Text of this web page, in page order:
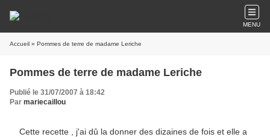
MENU
Accueil » Pommes de terre de madame Leriche
Pommes de terre de madame Leriche
Publié le 31/07/2007 à 18:42
Par mariecaillou
Cette recette , j'ai dû la donner des dizaines de fois et elle a